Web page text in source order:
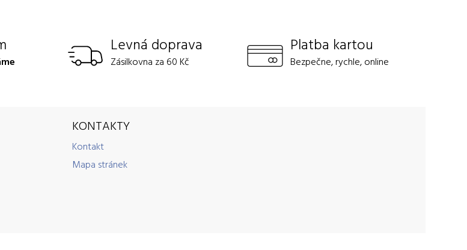
Levná doprava
Zásilkovna za 60 Kč
Platba kartou
Bezpečne, rychle, online
KONTAKTY
Kontakt
Mapa stránek